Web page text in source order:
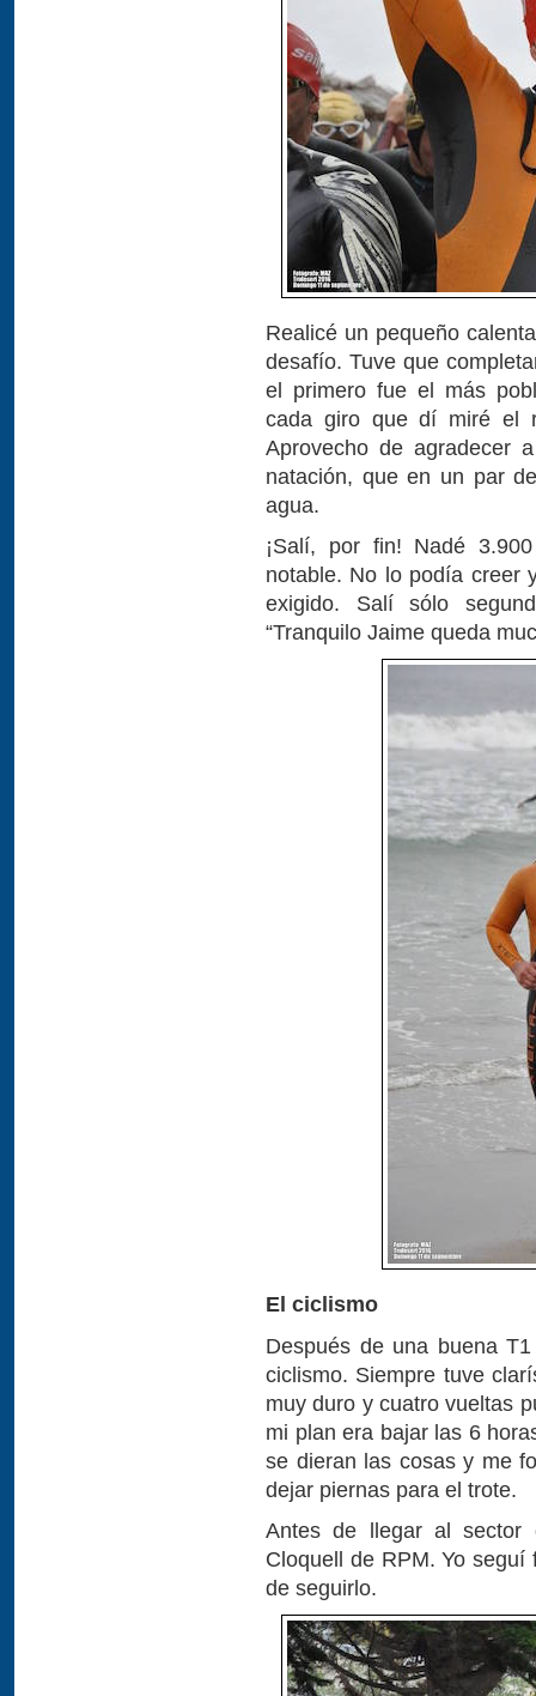
Realicé un pequeño
desafío. Tuve que
el primero fue el más
cada giro que dí miré el
Aprovecho de agradecer
natación, que en un par
agua.
¡Salí, por fin! Nadé
notable. No lo podía creer
exigido. Salí sólo
“Tranquilo Jaime queda
El ciclismo
Después de una buena
ciclismo. Siempre tuve
muy duro y cuatro vueltas
mi plan era bajar las 6
se dieran las cosas y me
dejar piernas para el trote.
Antes de llegar al sector
Cloquell de RPM. Yo
de seguirlo.